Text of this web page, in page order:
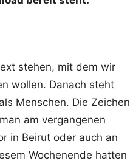
stehen, mit dem wir
wollen. Danach steht
Menschen. Die Zeichen
am vergangenen
in Beirut oder auch an
Wochenende hatten